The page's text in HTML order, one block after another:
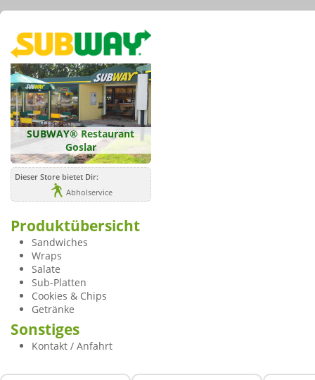
SUBWAY® Restaurant
Goslar
Dieser Store bietet Dir:
Abholservice
Produktübersicht
Sandwiches
Wraps
Salate
Sub-Platten
Cookies & Chips
Getränke
Sonstiges
Kontakt / Anfahrt